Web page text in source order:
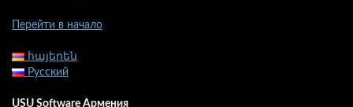
Перейти в начало
հայերեն
Русский
USU Software Армения